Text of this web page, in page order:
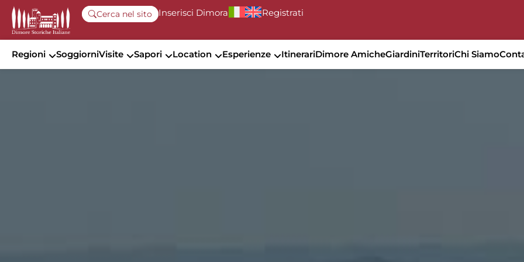
Cerca nel sito Inserisci Dimora Registrati
Regioni SoggiorniVisite Sapori Location Esperienze ItinerariDimore AmicheGiardiniTerritoriChi Siamo